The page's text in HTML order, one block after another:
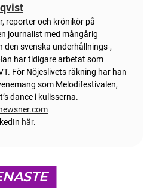
reporter och krönikör på
journalist med mångårig
svenska underhållnings-,
har tidigare arbetat som
För Nöjeslivets räkning har han
som Melodifestivalen,
dance i kulisserna.
här.